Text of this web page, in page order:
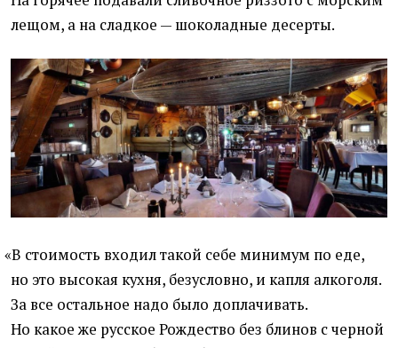
лещом, а на сладкое — шоколадные десерты.
«В стоимость входил такой себе минимум по еде,
но это высокая кухня, безусловно, и капля алкоголя.
За все остальное надо было доплачивать.
Но какое же русское Рождество без блинов с черной